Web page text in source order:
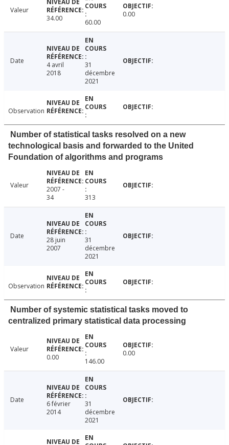
Valeur
34.00
60.00
0.00
Date
4 avril
2018
31
décembre
2021
Observation
Number of statistical tasks resolved on a new
technological basis and forwarded to the United
Foundation of algorithms and programs
Valeur
2007 -
34
313
Date
28 juin
2007
31
décembre
2021
Observation
Number of systemic statistical tasks moved to
centralized primary statistical data processing
Valeur
0.00
146.00
0.00
Date
6 février
2014
31
décembre
2021